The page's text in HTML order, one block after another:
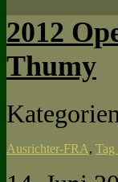
2012
Thumy
Ausrichter-FRA, Tag